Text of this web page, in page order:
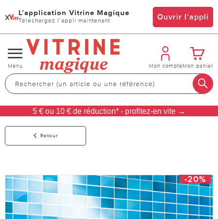
x L’application Vitrine Magique
Téléchargez l’appli maintenant Ouvrir l’appli
Changer
de
navigation
Menu Mon compteMon panier
5 € ou 10 € de réduction* - profitez-en vite →
Retour
-20%